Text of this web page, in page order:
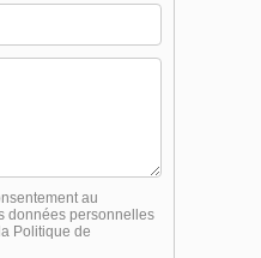
au
données personnelles
Politique de